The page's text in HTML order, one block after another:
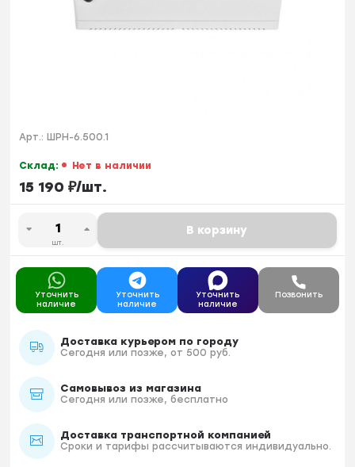
Арт.: ШРН-6.500.1
Склад: Нет в наличии
15 190 ₽/шт.
шт.
В корзину
Уточнить
наличие
Уточнить
наличие
Уточнить
наличие
Позвонить
Доставка курьером по городу
Сегодня или позже, от 500 руб.
Самовывоз из магазина
Сегодня или позже, бесплатно
Доставка транспортной компанией
Сроки и тарифы рассчитываются индивидуально.